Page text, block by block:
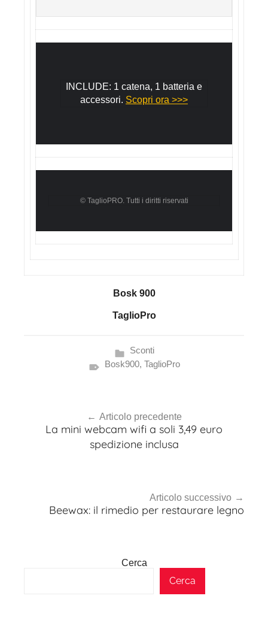
INCLUDE: 1 catena, 1 batteria e
accessori. Scopri ora >>>
© TaglioPRO. Tutti i diritti riservati
Bosk 900
TaglioPro
Sconti
Bosk900, TaglioPro
articoli
Articolo precedente
La mini webcam wifi a soli 3,49 euro
spedizione inclusa
Articolo successivo
Beewax: il rimedio per restaurare legno
Cerca
Cerca